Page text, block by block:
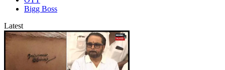
Bigg Boss
Latest